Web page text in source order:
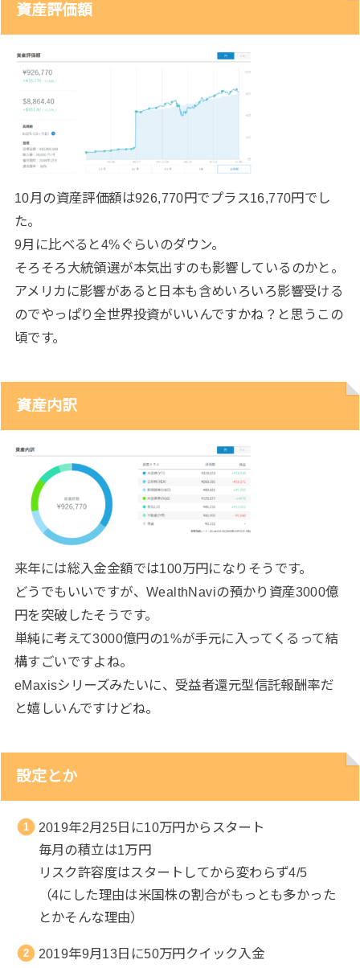
資産評価額
10月の資産評価額は926,770円でプラス16,770円でし
た。
9月に比べると4%ぐらいのダウン。
そろそろ大統領選が本気出すのも影響しているのかと。
アメリカに影響があると日本も含めいろいろ影響受ける
のでやっぱり全世界投資がいいんですかね？と思うこの
頃です。
資産内訳
来年には総入金金額では100万円になりそうです。
どうでもいいですが、WealthNaviの預かり資産3000億
円を突破したそうです。
単純に考えて3000億円の1%が手元に入ってくるって結
構すごいですよね。
eMaxisシリーズみたいに、受益者還元型信託報酬率だ
と嬉しいんですけどね。
設定とか
2019年2月25日に10万円からスタート
毎月の積立は1万円
リスク許容度はスタートしてから変わらず4/5
（4にした理由は米国株の割合がもっとも多かった
とかそんな理由）
2019年9月13日に50万円クイック入金